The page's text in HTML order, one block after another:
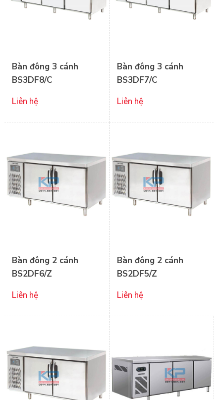
Bàn đông 3 cánh
BS3DF8/C
Liên hệ
Bàn đông 3 cánh
BS3DF7/C
Liên hệ
Bàn đông 2 cánh
BS2DF6/Z
Liên hệ
Bàn đông 2 cánh
BS2DF5/Z
Liên hệ